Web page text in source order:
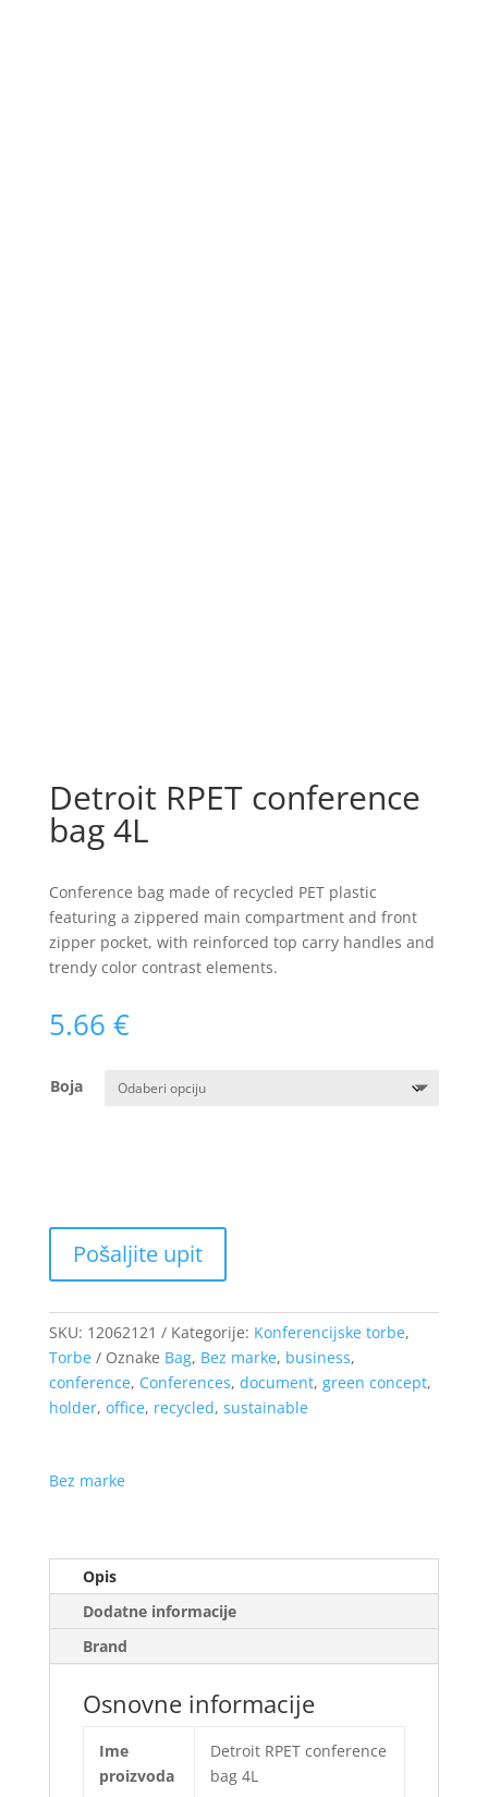
Detroit RPET conference
bag 4L
Conference bag made of recycled PET plastic
featuring a zippered main compartment and front
zipper pocket, with reinforced top carry handles and
trendy color contrast elements.
5.66 €
Boja
SKU: 12062121 Kategorije: Konferencijske torbe,
Torbe
Oznake Bag, Bez marke, business,
conference, Conferences, document, green concept,
holder, office, recycled, sustainable
Bez marke
Opis
Dodatne informacije
Brand
Osnovne informacije
Ime
proizvoda
Detroit RPET conference
bag 4L